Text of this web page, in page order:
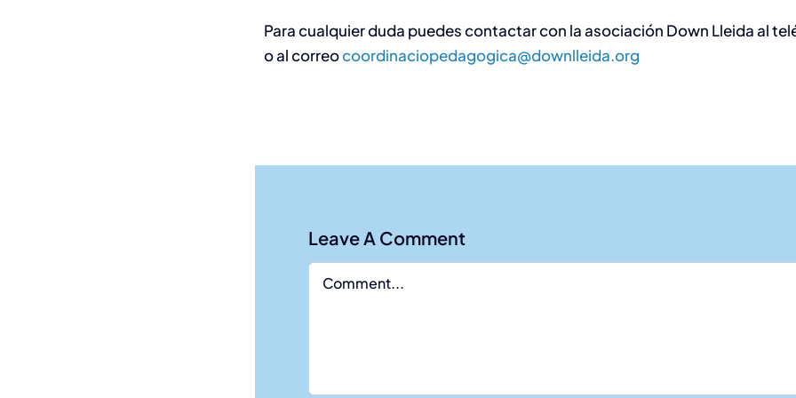
Para cualquier duda puedes contactar con la asociación Down Lleida al
o al correocoordinaciopedagogica@downlleida.org
Leave A Comment
Comment